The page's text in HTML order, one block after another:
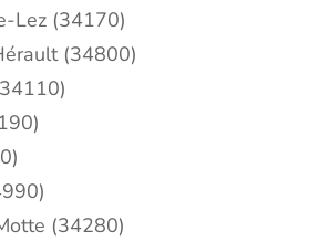
Lez (34170)
(34800)
(34280)